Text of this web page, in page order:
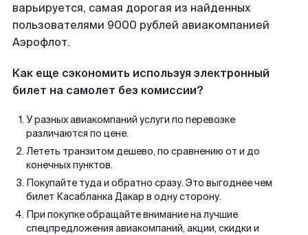
варьируется, самая дорогая из найденных
пользователями 9000 рублей авиакомпанией
Аэрофлот.
Как еще сэкономить используя электронный
билет на самолет без комиссии?
У разных авиакомпаний услуги по перевозке
различаются по цене.
Лететь транзитом дешево, по сравнению от и до
конечных пунктов.
Покупайте туда и обратно сразу. Это выгоднее чем
билет Касабланка Дакар в одну сторону.
При покупке обращайте внимание на лучшие
спецпредложения авиакомпаний, акции, скидки и